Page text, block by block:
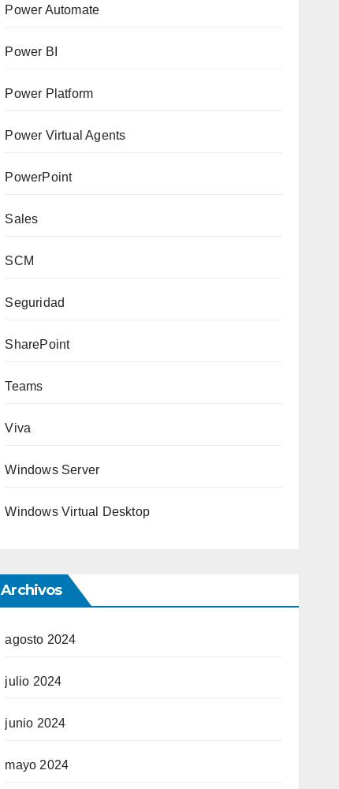
Power Automate
Power BI
Power Platform
Power Virtual Agents
PowerPoint
Sales
SCM
Seguridad
SharePoint
Teams
Viva
Windows Server
Windows Virtual Desktop
Archivos
agosto 2024
julio 2024
junio 2024
mayo 2024